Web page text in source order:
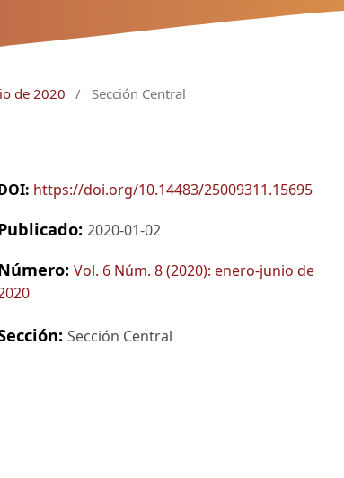
de 2020 / Sección Central
https://doi.org/10.14483/25009311.15695
2020-01-02
Vol. 6 Núm. 8 (2020): enero-junio de
Sección Central